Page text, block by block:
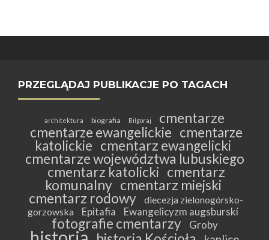
PRZEGLĄDAJ PUBLIKACJE PO TAGACH
architektura biografia Biłgoraj
cmentarze
cmentarze ewangelickie cmentarze
katolickie cmentarz ewangelicki
cmentarze województwa lubuskiego
cmentarz katolicki cmentarz
komunalny cmentarz miejski
cmentarz rodowy
diecezja zielonogórsko-
gorzowska
Epitafia Ewangelicyzm augsburski
fotografie cmentarzy Groby